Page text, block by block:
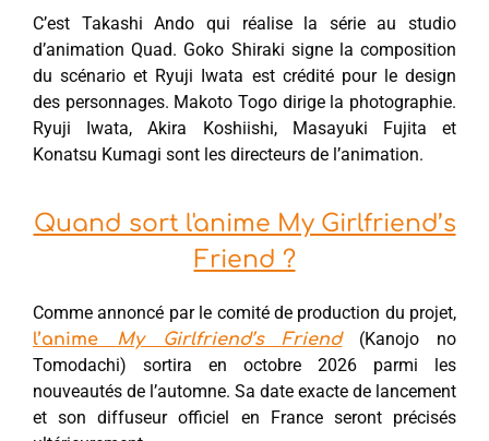
C’est Takashi Ando qui réalise la série au studio
d’animation Quad. Goko Shiraki signe la composition
du scénario et Ryuji Iwata est crédité pour le design
des personnages. Makoto Togo dirige la photographie.
Ryuji Iwata, Akira Koshiishi, Masayuki Fujita et
Konatsu Kumagi sont les directeurs de l’animation.
Quand sort l'anime My Girlfriend’s
Friend ?
Comme annoncé par le comité de production du projet,
l’anime My Girlfriend’s Friend(Kanojo no
Tomodachi) sortira en octobre 2026 parmi les
nouveautés de l’automne. Sa date exacte de lancement
et son diffuseur officiel en France seront précisés